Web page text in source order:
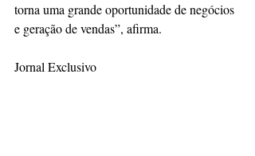
torna uma grande oportunidade de negócios
e geração de vendas”, afirma.
Jornal Exclusivo